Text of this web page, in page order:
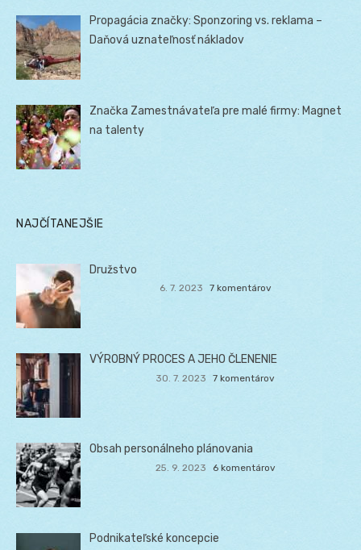
Propagácia značky: Sponzoring vs. reklama –
Daňová uznateľnosť nákladov
Značka Zamestnávateľa pre malé firmy: Magnet
na talenty
NAJČÍTANEJŠIE
Družstvo
6. 7. 2023 7 komentárov
VÝROBNÝ PROCES A JEHO ČLENENIE
30. 7. 2023 7 komentárov
Obsah personálneho plánovania
25. 9. 2023 6 komentárov
Podnikateľské koncepcie